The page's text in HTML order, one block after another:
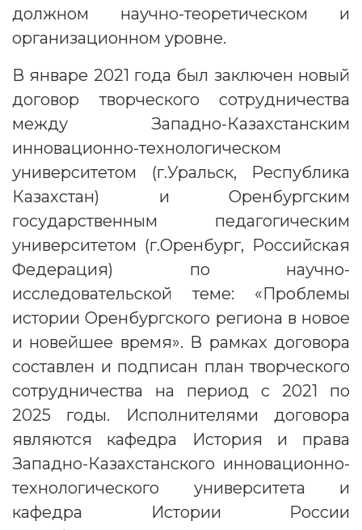
должном научно-теоретическом и
организационном уровне.
В январе 2021 года был заключен новый
договор творческого сотрудничества
между Западно-Казахстанским
инновационно-технологическом
университетом (г.Уральск, Республика
Казахстан) и Оренбургским
государственным педагогическим
университетом (г.Оренбург, Российская
Федерация) по научно-
исследовательской теме: «Проблемы
истории Оренбургского региона в новое
и новейшее время». В рамках договора
составлен и подписан план творческого
сотрудничества на период с 2021 по
2025 годы. Исполнителями договора
являются кафедра История и права
Западно-Казахстанского инновационно-
технологического университета и
кафедра Истории России